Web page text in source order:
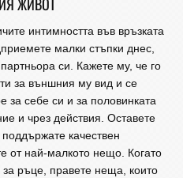
ЖИВОТ
интимността във връзката
малки стъпки днес,
си. Кажете му, че го
за външния му вид и се
за себе си и за половинката
и чрез действия. Оставете
качествен
от най-малкото нещо. Когато
ръце, правете неща, които